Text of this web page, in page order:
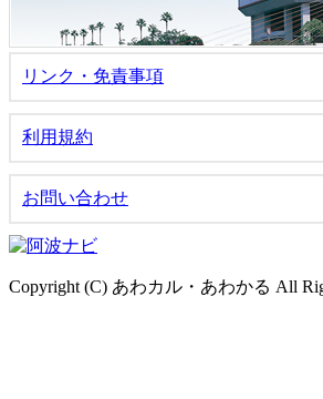
リンク・免責事項
利用規約
お問い合わせ
Copyright (C) あわカル・あわかる All